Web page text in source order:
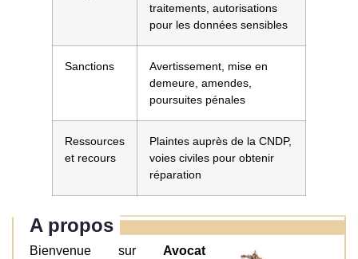
traitements, autorisations
pour les données sensibles
Sanctions
Avertissement, mise en
demeure, amendes,
poursuites pénales
Ressources
et recours
Plaintes auprès de la CNDP,
voies civiles pour obtenir
réparation
A propos
Bienvenue sur Avocat